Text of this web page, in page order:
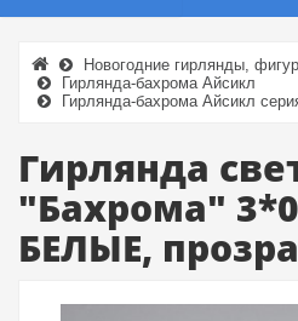
Новогодние гирлянды,
Гирлянда-бахрома Айсикл
Гирлянда-бахрома Айсикл
Гирлянда
"Бахрома"
БЕЛЫЕ,